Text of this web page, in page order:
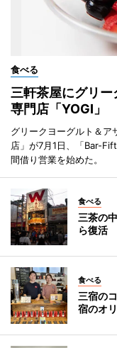
食べる
三軒茶屋にグリ
専門店「YOGI」
グリークヨーグルト＆ア
店」が7月1日、「Bar-
間借り営業を始めた。
食べる
三茶の
ら復活
食べる
三宿の
宿のオ